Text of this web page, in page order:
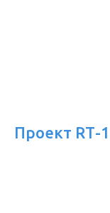
Проект RТ-1